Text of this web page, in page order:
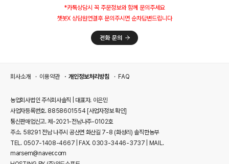
*카톡상담시 꼭 주문정보와 함께 문의주세요
챗봇X 상담원연결후 문의주시면 순차답변드립니다
회사소개 이용약관 개인정보처리방침 FAQ
농업회사법인 주식회사솔직 | 대표자. 이은민
사업자등록번호. 8858601554 [사업자정보 확인]
통신판매업신고. 제-2021-전남나주-0102호
주소. 58291 전남 나주시 공산면 화산길 7-8 (화성리) 솔직한농부
TEL. 0507-1408-4667 | FAX. 0303-3446-3737 | MAIL.
marsem@naver.com